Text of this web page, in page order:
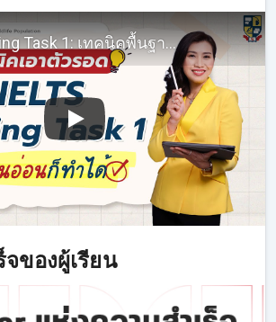
ติว IELTS Writing Task 1: เทคนิคพื้นฐาน เขียนบรรยาย Line Graphs
จของผู้เรียน